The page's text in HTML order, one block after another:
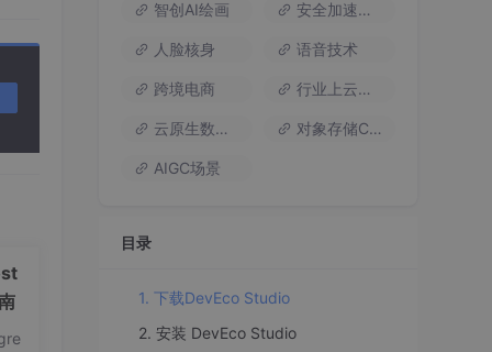
智创AI绘画 安全加速流量
人脸核身 语音技术
跨境电商 行业上云方案
云原生数据库 对象存储COS
AIGC场景
目录
1. 下载DevEco Studio
2. 安装 DevEco Studio